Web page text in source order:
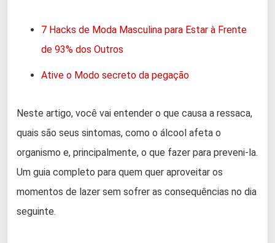
7 Hacks de Moda Masculina para Estar à Frente
de 93% dos Outros
Ative o Modo secreto da pegação
Neste artigo, você vai entender o que causa a ressaca,
quais são seus sintomas, como o álcool afeta o
organismo e, principalmente, o que fazer para preveni-la.
Um guia completo para quem quer aproveitar os
momentos de lazer sem sofrer as consequências no dia
seguinte.